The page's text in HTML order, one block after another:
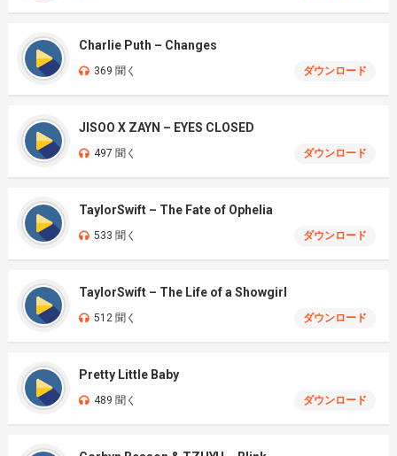
Charlie Puth – Changes
369 聞く ダウンロード
JISOO X ZAYN – EYES CLOSED
497 聞く ダウンロード
TaylorSwift – The Fate of Ophelia
533 聞く ダウンロード
TaylorSwift – The Life of a Showgirl
512 聞く ダウンロード
Pretty Little Baby
489 聞く ダウンロード